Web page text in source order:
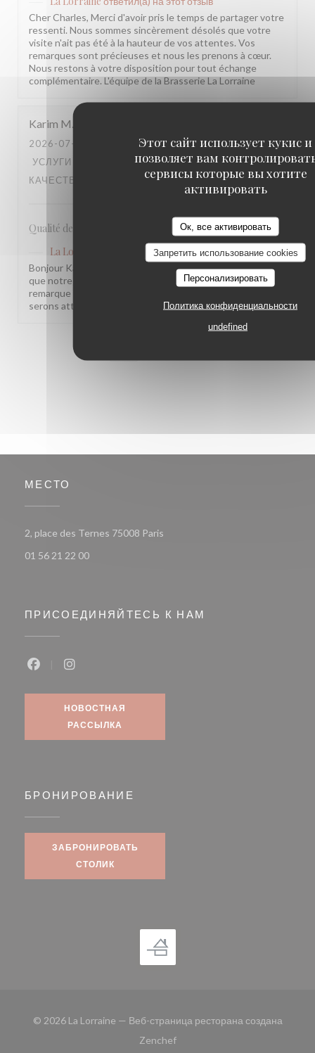
Этот сайт использует кукис и
позволяет вам
сервисы которые вы хотите
активировать
Ок, все активировать
Запретить использование cookies
Персонализировать
Политика конфиденциальности
undefined
Cher Charles, Merci d'avoir pris le temps de partager votre
ressenti. Nous sommes sincèrement désolés que votre
visite n'ait pas été à la hauteur de vos attentes. Vos
remarques sont précieuses et nous les prenons à cœur.
Nous restons à votre disposition pour tout échange
complémentaire. L'équipe de la Brasserie La Lorraine
Karim M
2026-07-17
- 20:30 - ГОСТИ 2
УСЛУГИ
АТМОСФЕРА: 4/5 МЕНЮ : 4/5 ЦЕНА /
КАЧЕСТВО
Qualité des plats, cadre et amabilité de l’équipe
La Lorraine
ответил(а) на этот отзыв
Bonjour Karim, Merci pour ce retour ! Nous sommes ravis
que notre équipe et l'ambiance vous aient plu. Votre
remarque sur le rapport qualité-prix est notée, nous y
serons attentifs. À très bientôt !
МЕСТО
2, place des Ternes 75008 Paris
01 56 21 22 00
ПРИСОЕДИНЯЙТЕСЬ К НАМ
НОВОСТНАЯ
РАССЫЛКА
БРОНИРОВАНИЕ
ЗАБРОНИРОВАТЬ
СТОЛИК
© 2026 La Lorraine — Веб-страница ресторана создана
Zenchef((открывается в новом окне))